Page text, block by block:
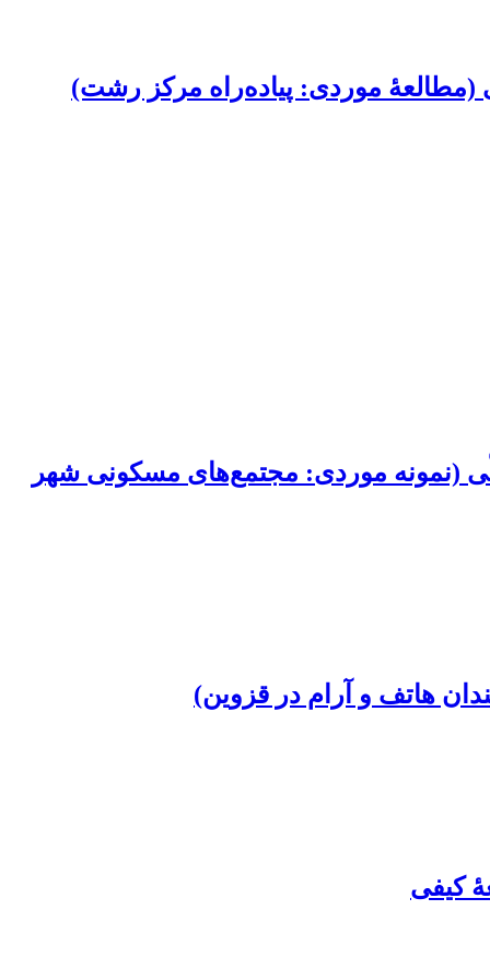
موردی: پیاده‌راه مرکز رشت)
(نمونه موردی: مجتمع‌های مسکونی شهر
‏هاتف و آرام در قزوین)
کیفی